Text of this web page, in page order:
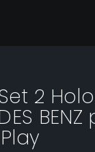
Set 2